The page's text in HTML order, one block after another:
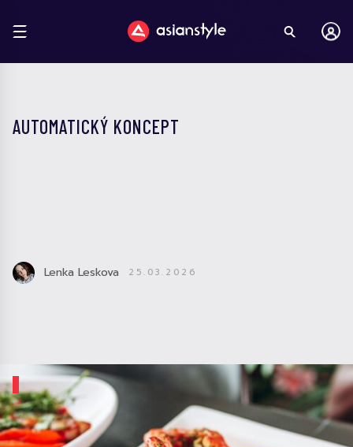
AUTOMATICKÝ KONCEPT
Lenka Leskova 25.03.2026